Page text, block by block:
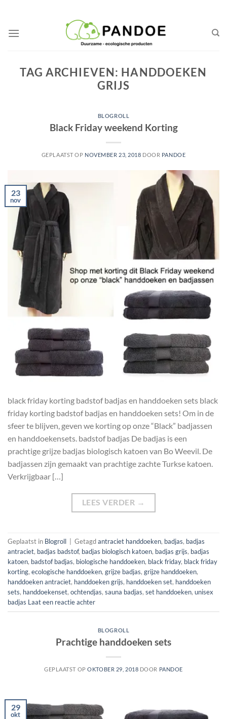
inhoud
TAG ARCHIEVEN: HANDDOEKEN
GRIJS
BLOGROLL
Black Friday weekend Korting
GEPLAATST OP NOVEMBER 23, 2018 DOOR PANDOE
23
nov
black friday korting badstof badjas en handdoeken sets black
friday korting badstof badjas en handdoeken sets! Om in de
sfeer te blijven, geven we korting op onze “Black” badjassen
en handdoekensets. badstof badjas De badjas is een
prachtige grijze badjas biologisch katoen van Bo Weevil. De
badjassen zijn gemaakt van prachtige zachte Turkse katoen.
Verkrijgbaar […]
LEES VERDER →
Geplaatst in Blogroll Getagdantraciet handdoeken, badjas, badjas
antraciet, badjas badstof, badjas biologisch katoen, badjas grijs, badjas
katoen, badstof badjas, biologische handdoeken, black friday, black friday
korting, ecologische handdoeken, grijze badjas, grijze handdoeken,
handdoeken antraciet, handdoeken grijs, handdoeken set, handdoeken
sets, handdoekenset, ochtendjas, sauna badjas, set handdoeken, unisex
badjas Laat een reactie achter
BLOGROLL
Prachtige handdoeken sets
GEPLAATST OPOKTOBER 29, 2018 DOOR PANDOE
29
okt